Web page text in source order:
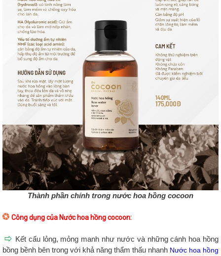
Thành phần chính trong nước hoa hồng cocoon
Công dụng của Nước hoa hồng cocoon:
Kết cấu lỏng, mỏng manh như nước và những cánh hoa hồng
bồng bềnh bên trong với khả năng thẩm thấu nhanh Nước hoa hồng